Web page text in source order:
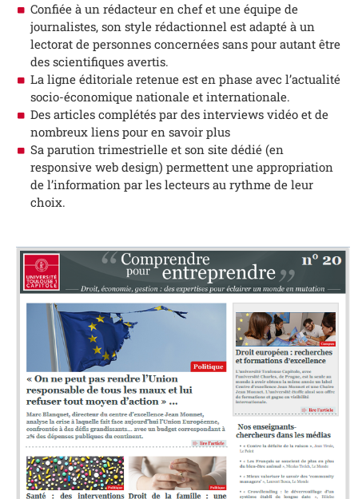
Confiée à un rédacteur en chef et une équipe de
journalistes, son style rédactionnel est adapté à un
lectorat de personnes concernées sans pour autant être
des scientifiques avertis.
La ligne éditoriale retenue est en phase avec l’actualité
socio-économique nationale et internationale.
Des articles complétés par des interviews vidéo et de
nombreux liens pour en savoir plus
Sa parution trimestrielle et son site dédié (en
responsive web design) permettent une appropriation
de l’information par les lecteurs au rythme de leur
choix.